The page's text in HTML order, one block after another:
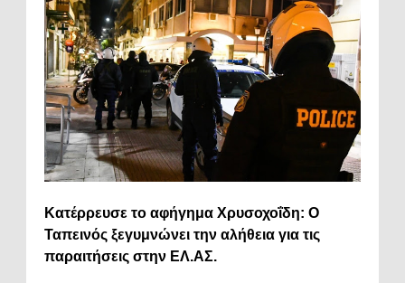
Κατέρρευσε το αφήγημα Χρυσοχοΐδη: Ο
Ταπεινός ξεγυμνώνει την αλήθεια για τις
παραιτήσεις στην ΕΛ.ΑΣ.